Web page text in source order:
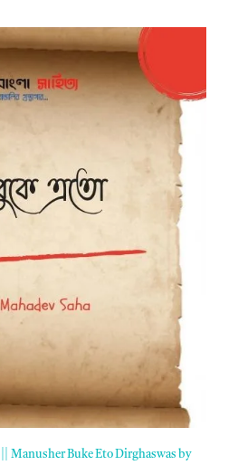
|| Manusher Buke Eto Dirghaswas by